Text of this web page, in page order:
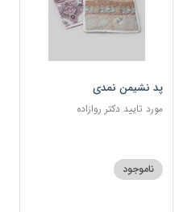
پد نشیمن نمدی
مورد تایید دکتر روازاده
ناموجود